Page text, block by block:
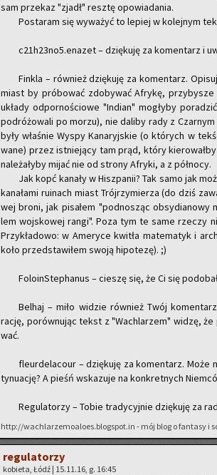
sam prze­kaz "zjadł" resz­tę opo­wia­da­nia.
Po­sta­ram się wy­wa­żyć to le­piej w ko­lej­nym
c21h23no5.enazet – dzię­ku­ję za ko­men­tarz i
Fin­kla – rów­nież dzię­ku­ję za ko­men­tarz.
miast by pró­bo­wać zdo­by­wać Afry­kę,
ukła­dy od­por­no­ścio­we "In­dian" mo­gły­by
po­dró­żo­wa­li po morzu), nie da­li­by rady z
były wła­śnie Wyspy Ka­na­ryj­skie (o któ­rych w
wa­ne) przez ist­nie­ją­cy tam prąd, który
na­le­ża­ły­by mijać nie od stro­ny Afry­ki, a z pół­no­cy.
Jak kopć ka­na­ły w Hisz­pa­nii? Tak samo jak
ka­na­ła­mi ru­inach miast Trój­rzy­mie­rza (do dziś
wej broni, jak pi­sa­łem "pod­no­sząc
lem woj­sko­wej rangi". Poza tym te same rze­czy
Przy­kła­do­wo: w Ame­ry­ce kwi­tła ma­te­ma­tyk i
koło przed­sta­wi­łem swoją hi­po­te­zę). ;)
Fo­lo­in­Ste­pha­nus – cie­szę się, że Ci się
Bel­haj – miło wi­dzie rów­nież Twój
rację, po­rów­nu­jąc tekst z "Wa­chla­rzem" widzę,
wać.
fleur­de­la­co­ur – dzię­ku­ję za ko­men­tarz. Może
ty­nu­ację? A pieśń wska­zu­je na kon­kret­nych
Re­gu­la­to­rzy – Tobie tra­dy­cyj­nie dzię­ku­ję za
http://wachlarzemoaloes.blogspot.in - mój blog o fan­ta­sy i
re­gu­la­to­rzy
ko­bie­ta, Łódź | 15.11.16, g. 16:45